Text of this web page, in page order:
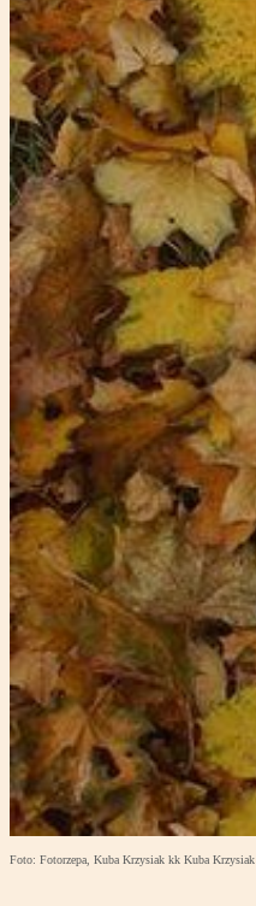
Foto: Fotorzepa, Kuba Krzysiak kk Kuba Krzysiak